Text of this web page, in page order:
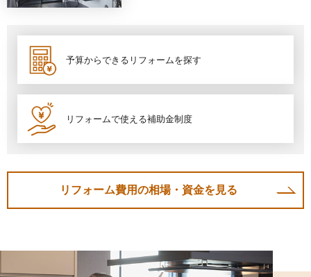
予算からできるリフォームを探す
リフォームで使える補助金制度
リフォーム費用の相場・資金を見る